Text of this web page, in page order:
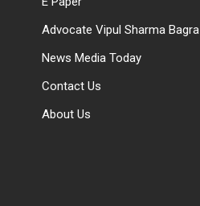
Advocate Vipul Sharma Bagra
News Media Today
Contact Us
About Us